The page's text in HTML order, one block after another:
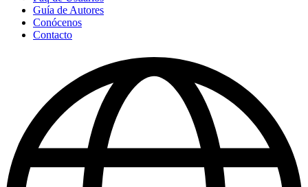
Guía de Autores
Conócenos
Contacto